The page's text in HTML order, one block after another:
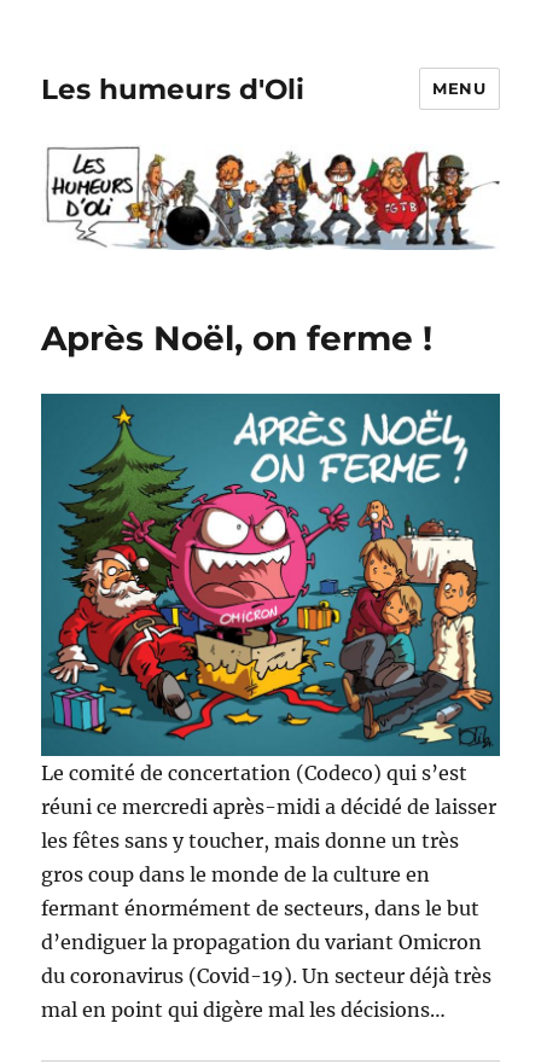
Les humeurs d'Oli MENU
Après Noël, on ferme !
Le comité de concertation (Codeco) qui s’est
réuni ce mercredi après-midi a décidé de laisser
les fêtes sans y toucher, mais donne un très
gros coup dans le monde de la culture en
fermant énormément de secteurs, dans le but
d’endiguer la propagation du variant Omicron
du coronavirus (Covid-19). Un secteur déjà très
mal en point qui digère mal les décisions…